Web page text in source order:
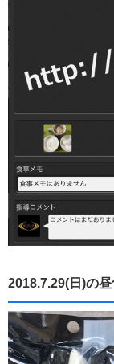
2018.7.29(日)の昼